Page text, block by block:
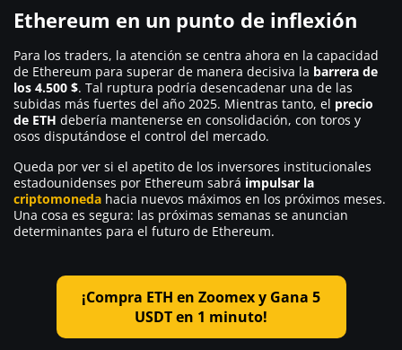
Ethereum en un punto de inflexión
Para los traders, la atención se centra ahora en la capacidad
de Ethereum para superar de manera decisiva la barrera de
los 4.500 $. Tal ruptura podría desencadenar una de las
subidas más fuertes del año 2025. Mientras tanto, el precio
de ETH debería mantenerse en consolidación, con toros y
osos disputándose el control del mercado.
Queda por ver si el apetito de los inversores institucionales
estadounidenses por Ethereum sabrá impulsar la
criptomoneda hacia nuevos máximos en los próximos meses.
Una cosa es segura: las próximas semanas se anuncian
determinantes para el futuro de Ethereum.
¡Compra ETH en Zoomex y Gana 5
USDT en 1 minuto!